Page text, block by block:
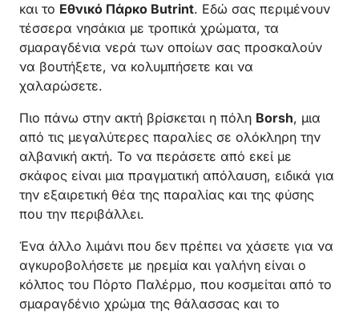
και το Εθνικό Πάρκο Butrint. Εδώ σας περιμένουν
τέσσερα νησάκια με τροπικά χρώματα, τα
σμαραγδένια νερά των οποίων σας προσκαλούν
να βουτήξετε, να κολυμπήσετε και να
χαλαρώσετε.
Πιο πάνω στην ακτή βρίσκεται η πόλη Borsh, μια
από τις μεγαλύτερες παραλίες σε ολόκληρη την
αλβανική ακτή. Το να περάσετε από εκεί με
σκάφος είναι μια πραγματική απόλαυση, ειδικά για
την εξαιρετική θέα της παραλίας και της φύσης
που την περιβάλλει.
Ένα άλλο λιμάνι που δεν πρέπει να χάσετε για να
αγκυροβολήσετε με ηρεμία και γαλήνη είναι ο
κόλπος του Πόρτο Παλέρμο, που κοσμείται από το
σμαραγδένιο χρώμα της θάλασσας και το